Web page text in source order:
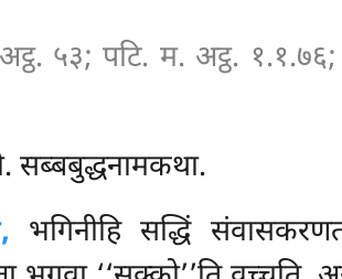
५३; पटि. म. अट्ठ. १.१.७६;
सब्बबुद्धनामकथा.
भगिनीहि सद्धिं